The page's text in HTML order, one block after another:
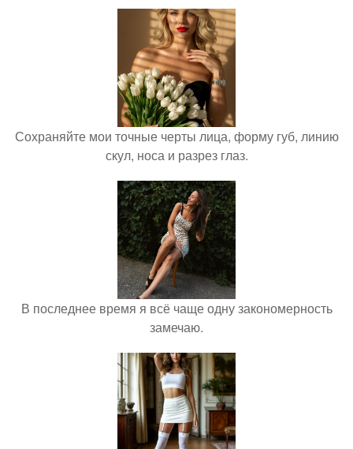
Сохраняйте мои точные черты лица, форму губ, линию
скул, носа и разрез глаз.
В последнее время я всё чаще одну закономерность
замечаю.